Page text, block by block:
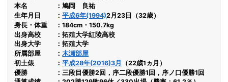
本名
鳩岡 良祐
生年月日
平成6年(1994)2月23日（32歳）
身長・体重
184cm・150.7kg
出身高校
拓殖大学紅陵高校
出身大学
拓殖大学
所属部屋
木瀬部屋
初土俵
平成28年(2016)3月
（22歳1ヵ月）
優勝
三段目優勝2回，序二段優勝1回，序ノ口優勝1回